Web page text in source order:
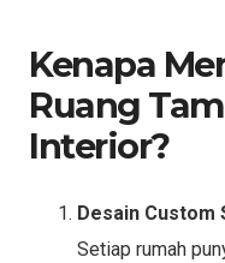
Kenapa
Ruang
Interior?
Desain Custom
Setiap rumah